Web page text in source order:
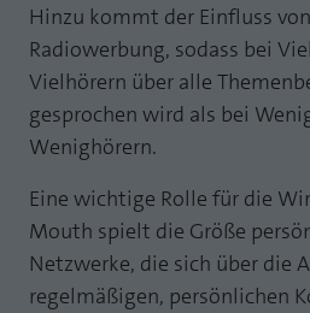
Hinzu kommt der Einfluss
Radiowerbung, sodass bei
Vielhörern über alle
gesprochen wird als bei
Wenighörern.
Eine wichtige Rolle für die
Mouth spielt die Größe
Netzwerke, die sich über die
regelmäßigen, persönlichen